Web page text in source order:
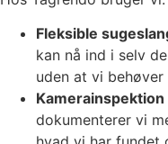
Fleksible
kan nå ind i selv
uden at vi
Kamerainspektion
dokumenterer vi